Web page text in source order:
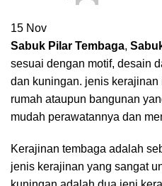
15 Nov
Sabuk Pilar Tembaga,
sesuai dengan motif, desain
dan kuningan. jenis
rumah ataupun bangunan
mudah perawatannya dan
Kerajinan tembaga adalah
jenis kerajinan yang sangat